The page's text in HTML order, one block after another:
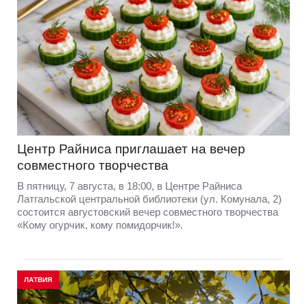
Центр Райниса приглашает на вечер
совместного творчества
В пятницу, 7 августа, в 18:00, в Центре Райниса
Латгальской центральной библиотеки (ул. Комунала, 2)
состоится августовский вечер совместного творчества
«Кому огурчик, кому помидорчик!».
ЛАТВИЯ